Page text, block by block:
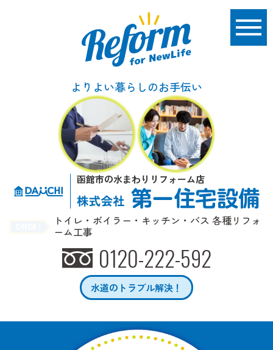
よりよい暮らしのお手伝い
函館市の水まわりリフォーム店
トイレ・ボイラー・キッチン・バス 各種リフォ
ーム工事
0120-222-592
水道のトラブル解決！